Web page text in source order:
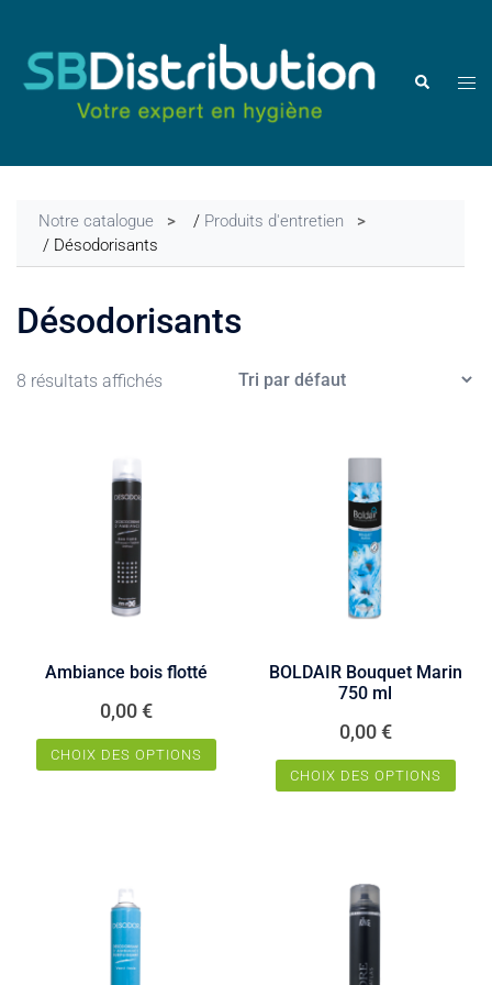
contenu
Rechercher
Notre catalogue / Produits d'entretien
/ Désodorisants
Désodorisants
8 résultats affichés
Ambiance bois flotté
0,00€
CHOIX DES OPTIONS
variations.
Les
options
BOLDAIR Bouquet Marin
750 ml
0,00€
CHOIX DES OPTIONS
plusieurs
variations.
options